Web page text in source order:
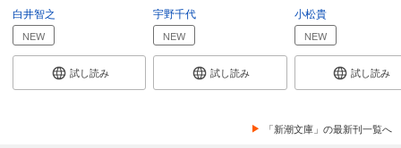
白井智之
NEW
試し読み
宇野千代
NEW
試し読み
小松貴
NEW
試し読み
「新潮文庫」の最新刊一覧へ